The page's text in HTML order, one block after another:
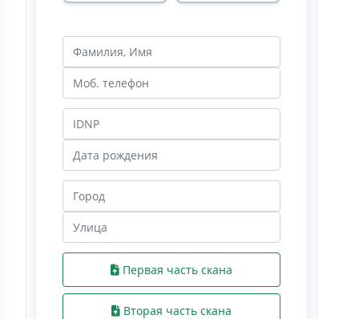
Первая часть скана
Вторая часть скана